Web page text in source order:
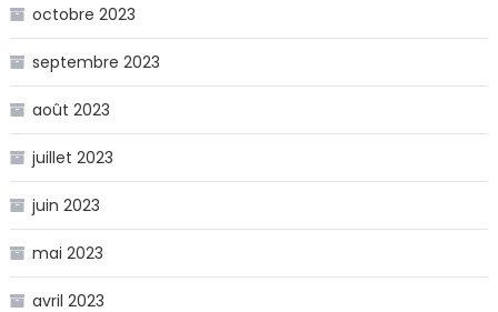
octobre 2023
septembre 2023
août 2023
juillet 2023
juin 2023
mai 2023
avril 2023